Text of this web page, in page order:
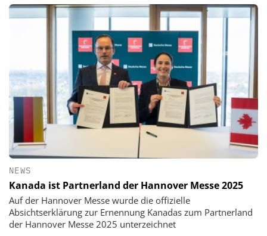
NEWS
Kanada ist Partnerland der Hannover Messe 2025
Auf der Hannover Messe wurde die offizielle
Absichtserklärung zur Ernennung Kanadas zum Partnerland
der Hannover Messe 2025 unterzeichnet